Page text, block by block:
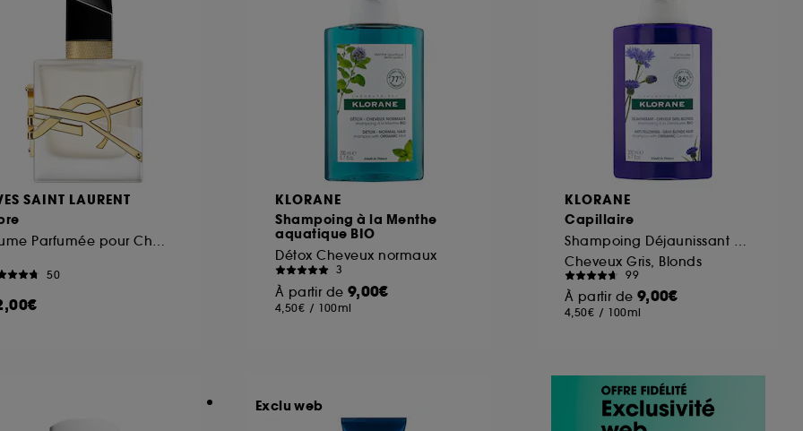
SAINT LAURENT
50
KLORANE
Shampoing à la Menthe
aquatique BIO
Détox Cheveux normaux
3
À partir de 9,00€
4,50€ / 100ml
KLORANE
Capillaire
Cheveux Gris, Blonds
99
À partir de 9,00€
4,50€ / 100ml
Exclu web